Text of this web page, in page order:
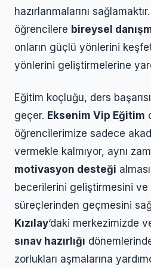
hazırlanmalarını
öğrencilere bireysel
onların güçlü yönlerini
yönlerini geliştirmelerine
Eğitim koçluğu, ders
geçer. Eksenim Vip Eğitim
öğrencilerimize sadece
vermekle kalmıyor, aynı
motivasyon desteği
becerilerini geliştirmesini ve
süreçlerinden geçmesini
Kızılay‘daki merkezimizde
sınav hazırlığı
zorlukları aşmalarına